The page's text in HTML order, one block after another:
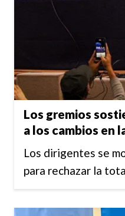
Los gremios
a los cambios en
Los dirigentes se
para rechazar la